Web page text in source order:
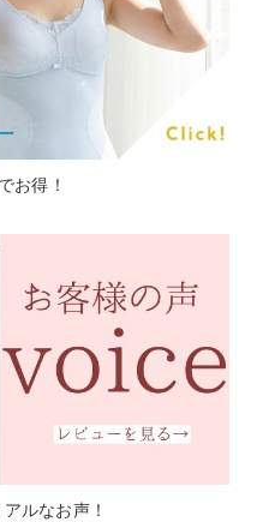
お得！
ルなお声！